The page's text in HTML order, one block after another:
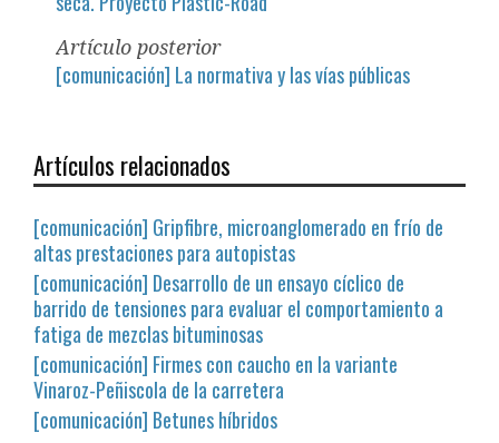
Artículo posterior
[comunicación] La normativa y las vías públicas
Artículos relacionados
[comunicación] Gripfibre, microanglomerado en frío de
altas prestaciones para autopistas
[comunicación] Desarrollo de un ensayo cíclico de
barrido de tensiones para evaluar el comportamiento a
fatiga de mezclas bituminosas
[comunicación] Firmes con caucho en la variante
Vinaroz-Peñiscola de la carretera
[comunicación] Betunes híbridos